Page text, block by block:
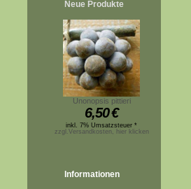
Neue Produkte
Unonopsis pittieri
6,50€
inkl. 7% Umsatzsteuer *
zzgl.Versandkosten, hier klicken
Informationen